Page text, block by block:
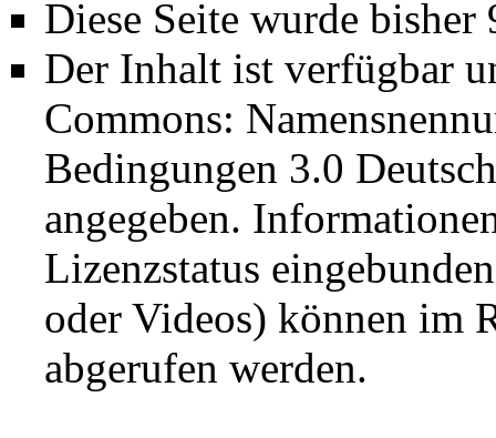
Diese Seite wurde
Der Inhalt ist verfügbar
Commons:
Bedingungen 3.0
angegeben.
Lizenzstatus
oder Videos) können im
abgerufen werden.